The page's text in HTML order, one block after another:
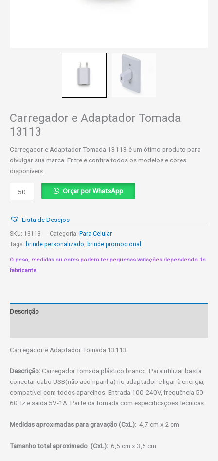
Carregador e Adaptador Tomada
13113
Carregador e Adaptador Tomada 13113 é um ótimo produto para
divulgar sua marca. Entre e confira todos os modelos e cores
disponíveis.
e
Tomada
13113
quantidade
Orçar por WhatsApp
Lista de Desejos
SKU: 13113 Categoria: Para Celular
Tags: brinde personalizado, brinde promocional
O peso, medidas ou cores podem ter pequenas variações dependendo do
fabricante.
Descrição
Carregador e Adaptador Tomada 13113
Descrição: Carregador tomada plástico branco. Para utilizar basta
conectar cabo USB(não acompanha) no adaptador e ligar à energia,
compatível com todos aparelhos. Entrada 100-240V, frequência 50-
60Hz e saída 5V-1A. Parte da tomada com especificações técnicas.
Medidas aproximadas para gravação (CxL): 4,7 cm x 2 cm
Tamanho total aproximado (CxL): 6,5 cm x 3,5 cm